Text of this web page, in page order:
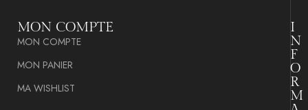
MON COMPTE
MON COMPTE
MON PANIER
MA WISHLIST
I
N
F
O
R
M